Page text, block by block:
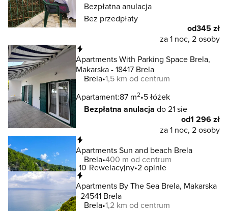
Bezpłatna anulacja
Bez przedpłaty
od345 zł
za 1 noc, 2 osoby
Apartments With Parking Space Brela,
Makarska - 18417 Brela
Brela 1,5 km od centrum
Apartament:87 m2 5 łóżek
Bezpłatna anulacja do 21 sie
od1 296 zł
za 1 noc, 2 osoby
Apartments Sun and beach Brela
Brela 400 m od centrum
10 Rewelacyjny 2 opinie
Natychmiastowa rezerwacja
Apartments By The Sea Brela, Makarska
- 24541 Brela
Brela 1,2 km od centrum